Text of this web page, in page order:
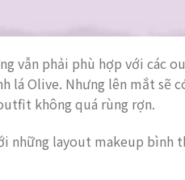
vẫn phải phù hợp với các
lá Olive. Nhưng lên mắt sẽ
không quá rùng rợn.
những layout makeup bình